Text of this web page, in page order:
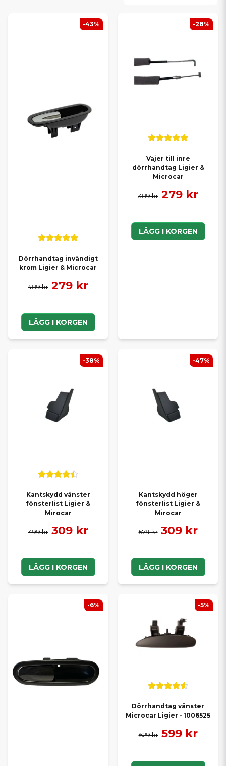
Dörrhandtag invändigt
krom Ligier & Microcar
489 kr 279 kr
LÄGG I KORGEN
-43%
Vajer till inre
dörrhandtag Ligier &
Microcar
389 kr 279 kr
LÄGG I KORGEN
-28%
Kantskydd vänster
fönsterlist Ligier &
Mirocar
499 kr 309 kr
LÄGG I KORGEN
-38%
Kantskydd höger
fönsterlist Ligier &
Mirocar
579 kr 309 kr
LÄGG I KORGEN
-47%
-6%
Dörrhandtag vänster
Microcar Ligier - 1006525
629 kr 599 kr
-5%